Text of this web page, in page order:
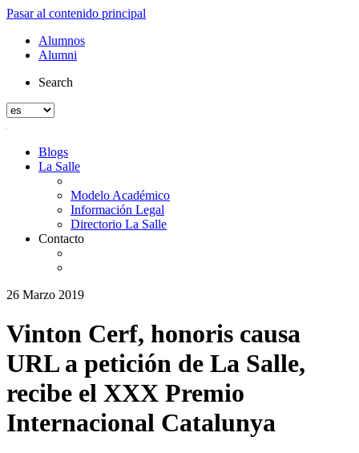
Pasar al contenido principal
Alumnos
Alumni
Search
Blogs
La Salle
Modelo Académico
Información Legal
Directorio La Salle
Contacto
26 Marzo 2019
Vinton Cerf, honoris causa
URL a petición de La Salle,
recibe el XXX Premio
Internacional Catalunya